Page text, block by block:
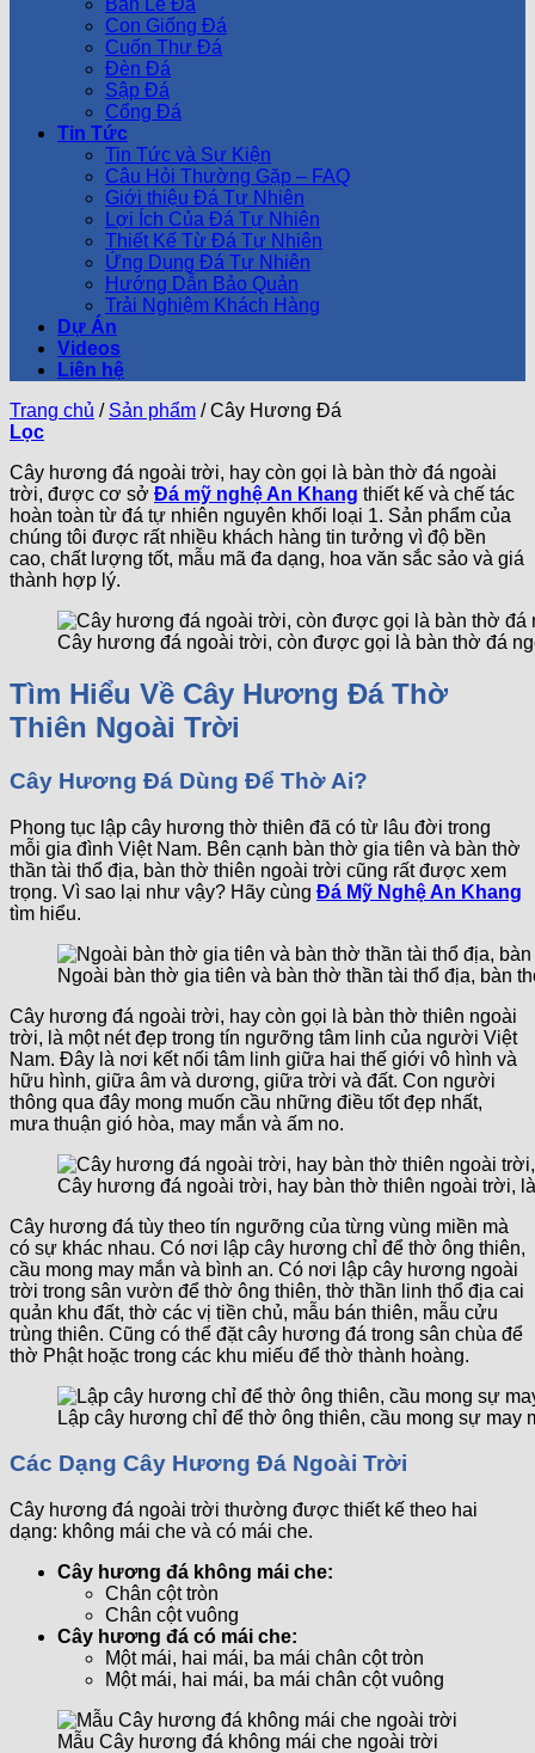
Bàn Lễ Đá
Con Giống Đá
Cuốn Thư Đá
Đèn Đá
Sập Đá
Cổng Đá
Tin Tức
Tin Tức và Sự Kiện
Câu Hỏi Thường Gặp – FAQ
Giới thiệu Đá Tự Nhiên
Lợi Ích Của Đá Tự Nhiên
Thiết Kế Từ Đá Tự Nhiên
Ứng Dụng Đá Tự Nhiên
Hướng Dẫn Bảo Quản
Trải Nghiệm Khách Hàng
Dự Án
Videos
Liên hệ
Trang chủ / Sản phẩm /Cây Hương Đá
Lọc
Cây hương đá ngoài trời, hay còn gọi là bàn thờ đá ngoài
trời, được cơ sở Đá mỹ nghệ An Khang thiết kế và chế tác
hoàn toàn từ đá tự nhiên nguyên khối loại 1. Sản phẩm của
chúng tôi được rất nhiều khách hàng tin tưởng vì độ bền
cao, chất lượng tốt, mẫu mã đa dạng, hoa văn sắc sảo và giá
thành hợp lý.
Cây hương đá ngoài trời, còn được gọi là bàn thờ đá
Tìm Hiểu Về Cây Hương Đá Thờ
Thiên Ngoài Trời
Cây Hương Đá Dùng Để Thờ Ai?
Phong tục lập cây hương thờ thiên đã có từ lâu đời trong
mỗi gia đình Việt Nam. Bên cạnh bàn thờ gia tiên và bàn thờ
thần tài thổ địa, bàn thờ thiên ngoài trời cũng rất được xem
trọng. Vì sao lại như vậy? Hãy cùng Đá Mỹ Nghệ An Khang
tìm hiểu.
Ngoài bàn thờ gia tiên và bàn thờ thần tài thổ địa, bàn
Cây hương đá ngoài trời, hay còn gọi là bàn thờ thiên ngoài
trời, là một nét đẹp trong tín ngưỡng tâm linh của người Việt
Nam. Đây là nơi kết nối tâm linh giữa hai thế giới vô hình và
hữu hình, giữa âm và dương, giữa trời và đất. Con người
thông qua đây mong muốn cầu những điều tốt đẹp nhất,
mưa thuận gió hòa, may mắn và ấm no.
Cây hương đá ngoài trời, hay bàn thờ thiên ngoài trời,
Cây hương đá tùy theo tín ngưỡng của từng vùng miền mà
có sự khác nhau. Có nơi lập cây hương chỉ để thờ ông thiên,
cầu mong may mắn và bình an. Có nơi lập cây hương ngoài
trời trong sân vườn để thờ ông thiên, thờ thần linh thổ địa cai
quản khu đất, thờ các vị tiền chủ, mẫu bán thiên, mẫu cửu
trùng thiên. Cũng có thể đặt cây hương đá trong sân chùa để
thờ Phật hoặc trong các khu miếu để thờ thành hoàng.
Lập cây hương chỉ để thờ ông thiên, cầu mong sự may
Các Dạng Cây Hương Đá Ngoài Trời
Cây hương đá ngoài trời thường được thiết kế theo hai
dạng: không mái che và có mái che.
Cây hương đá không mái che:
Chân cột tròn
Chân cột vuông
Cây hương đá có mái che:
Một mái, hai mái, ba mái chân cột tròn
Một mái, hai mái, ba mái chân cột vuông
Mẫu Cây hương đá không mái che ngoài trời